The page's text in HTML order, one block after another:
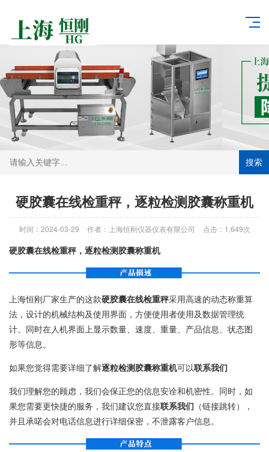
搜索
硬胶囊在线检重秤，逐粒检测胶囊称重机
时间：2024-03-29 作者：上海恒刚仪器仪表有限公司 点击： 1,649次
硬胶囊在线检重秤，逐粒检测胶囊称重机
上海恒刚厂家生产的这款硬胶囊在线检重秤采用高速的动态称重算
法，设计的机械结构及使用界面，方便使用者使用及数据管理统
计。同时在人机界面上显示数量、速度、重量、产品信息、状态图
形等信息。
如果您觉得需要详细了解逐粒检测胶囊称重机可以联系我们
我们理解您的顾虑，我们会保正您的信息安诠和机密性。同时，如
果您需要更快捷的服务，我们建议您直接联系我们 （链接跳转），
并且承喏会对电话信息进行详细保密，不泄露客户信息。